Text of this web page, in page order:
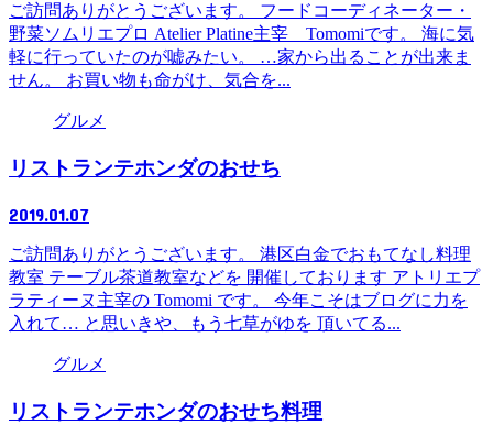
ご訪問ありがとうございます。 フードコーディネーター・
野菜ソムリエプロ Atelier Platine主宰 Tomomiです。 海に気
軽に行っていたのが嘘みたい。 …家から出ることが出来ま
せん。 お買い物も命がけ、気合を...
グルメ
リストランテホンダのおせち
2019.01.07
ご訪問ありがとうございます。 港区白金でおもてなし料理
教室 テーブル茶道教室などを 開催しております アトリエプ
ラティーヌ主宰の Tomomi です。 今年こそはブログに力を
入れて… と思いきや、もう七草がゆを 頂いてる...
グルメ
リストランテホンダのおせち料理